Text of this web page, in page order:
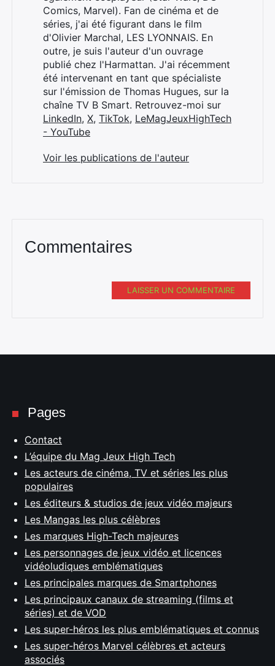
Comics, Marvel). Fan de cinéma et de
séries, j'ai été figurant dans le film
d'Olivier Marchal, LES LYONNAIS. En
outre, je suis l'auteur d'un ouvrage
publié chez l'Harmattan. J'ai récemment
été intervenant en tant que spécialiste
sur l'émission de Thomas Hugues, sur la
chaîne TV B Smart. Retrouvez-moi sur
LinkedIn, X, TikTok, LeMagJeuxHighTech
- YouTube
Voir les publications de l'auteur
Commentaires
LAISSER UN COMMENTAIRE
Pages
Contact
L’équipe du Mag Jeux High Tech
Les acteurs de cinéma, TV et séries les plus
populaires
Les éditeurs & studios de jeux vidéo majeurs
Les Mangas les plus célèbres
Les marques High-Tech majeures
Les personnages de jeux vidéo et licences
vidéoludiques emblématiques
Les principales marques de Smartphones
Les principaux canaux de streaming (films et
séries) et de VOD
Les super-héros les plus emblématiques et connus
Les super-héros Marvel célèbres et acteurs
associés